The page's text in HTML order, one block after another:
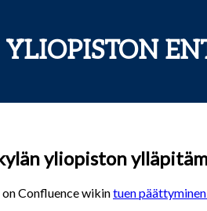
yliopiston
on Confluence wikintuen